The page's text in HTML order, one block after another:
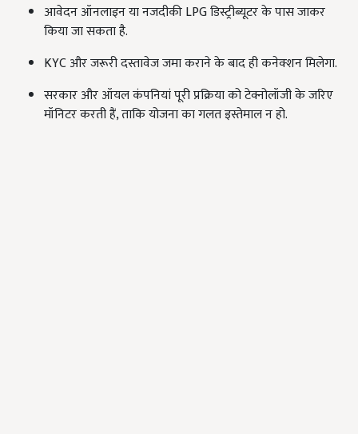
आवेदन ऑनलाइन या नजदीकी LPG डिस्ट्रीब्यूटर के पास जाकर
किया जा सकता है.
KYC और जरूरी दस्तावेज जमा कराने के बाद ही कनेक्शन मिलेगा.
सरकार और ऑयल कंपनियां पूरी प्रक्रिया को टेक्नोलॉजी के जरिए
मॉनिटर करती हैं, ताकि योजना का गलत इस्तेमाल न हो.